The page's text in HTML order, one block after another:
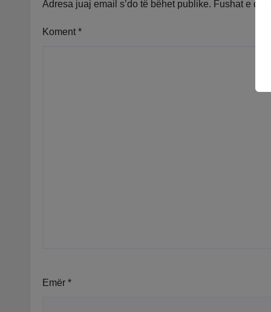
Adresa juaj email s’do të bëhet publike. Fushat e
Koment *
Emër *